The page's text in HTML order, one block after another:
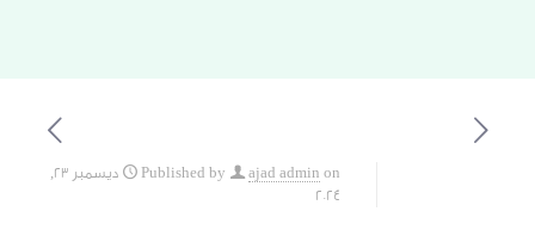
Published by ajad admin on
ديسمبر 23,
2024